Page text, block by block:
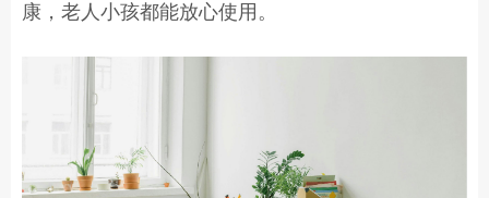
康，老人小孩都能放心使用。